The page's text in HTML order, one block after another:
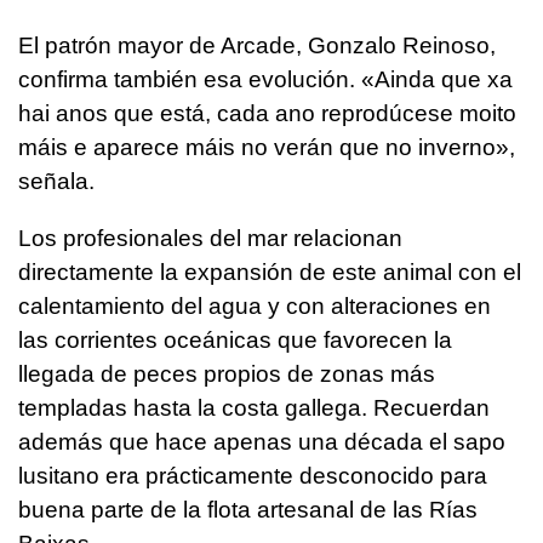
El patrón mayor de Arcade, Gonzalo Reinoso,
confirma también esa evolución. «Ainda que xa
hai anos que está, cada ano reprodúcese moito
máis e aparece máis no verán que no inverno»,
señala.
Los profesionales del mar relacionan
directamente la expansión de este animal con el
calentamiento del agua y con alteraciones en
las corrientes oceánicas que favorecen la
llegada de peces propios de zonas más
templadas hasta la costa gallega. Recuerdan
además que hace apenas una década el sapo
lusitano era prácticamente desconocido para
buena parte de la flota artesanal de las Rías